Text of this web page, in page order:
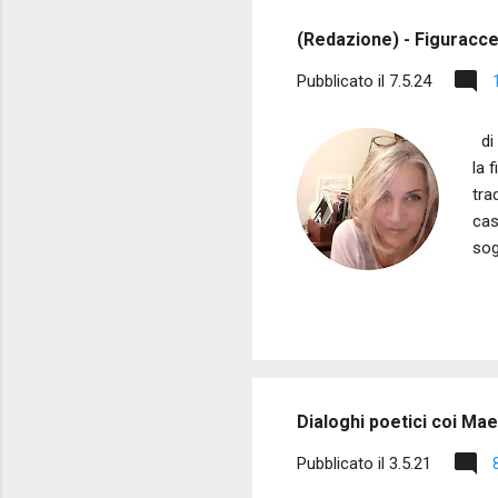
(Redazione) -
Pubblicato il 7.5.24
di
la
Dialoghi poetici coi
Pubblicato il 3.5.21